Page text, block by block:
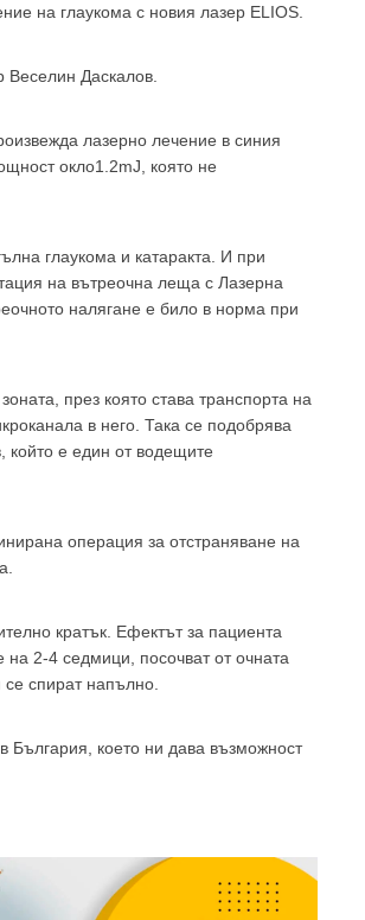
на глаукома с новия лазер ELIOS.
Даскалов.
лазерно лечение в синия
окло1.2mJ, която не
глаукома и катаракта. И при
на вътреочна леща с Лазерна
налягане е било в норма при
през която става транспорта на
в него. Така се подобрява
който е един от водещите
операция за отстраняване на
кратък. Ефектът за пациента
на 2-4 седмици, посочват от очната
спират напълно.
България, което ни дава възможност
медицинско съдържание